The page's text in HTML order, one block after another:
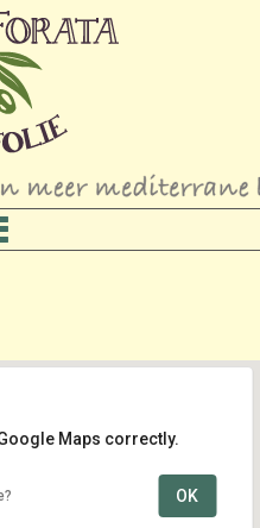
Maps correctly.
OK